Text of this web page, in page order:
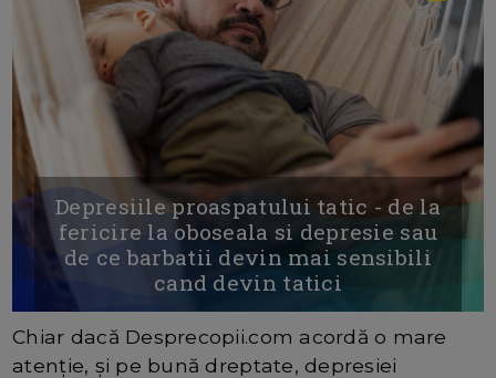
Depresiile proaspatului tatic - de la
fericire la oboseala si depresie sau
de ce barbatii devin mai sensibili
cand devin tatici
Chiar dacă Desprecopii.com acordă o mare
atenție, și pe bună dreptate, depresiei